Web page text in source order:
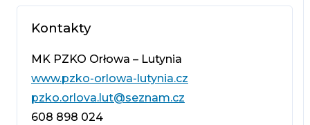
Kontakty
MK PZKO Orłowa – Lutynia
www.pzko-orlowa-lutynia.cz
pzko.orlova.lut@seznam.cz
608 898 024